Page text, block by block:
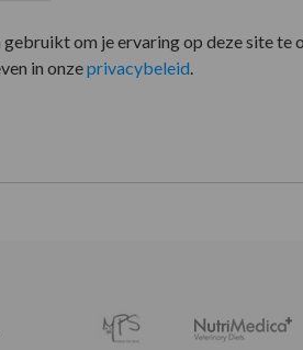
om je ervaring op deze site
in onzeprivacybeleid